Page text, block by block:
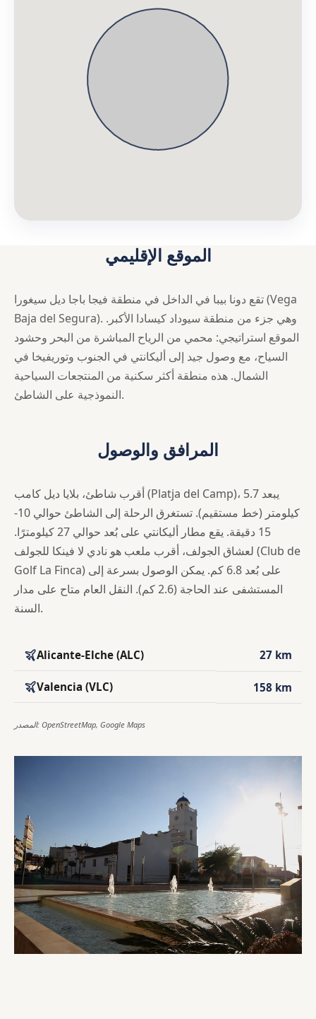
الموقع الإقليمي
تقع دونا بيبا في الداخل في منطقة فيجا باجا ديل سيغورا (Vega
Baja del Segura). وهي جزء من منطقة سيوداد كيسادا الأكبر.
الموقع استراتيجي: محمي من الرياح المباشرة من البحر وحشود
السياح، مع وصول جيد إلى أليكانتي في الجنوب وتوريفيخا في
الشمال. هذه منطقة أكثر سكنية من المنتجعات السياحية
النموذجية على الشاطئ.
المرافق والوصول
أقرب شاطئ، بلايا ديل كامب (Platja del Camp)، يبعد 5.7
كيلومتر (خط مستقيم). تستغرق الرحلة إلى الشاطئ حوالي 10-
15 دقيقة. يقع مطار أليكانتي على بُعد حوالي 27 كيلومترًا.
لعشاق الجولف، أقرب ملعب هو نادي لا فينكا للجولف (Club de
Golf La Finca) على بُعد 6.8 كم. يمكن الوصول بسرعة إلى
المستشفى عند الحاجة (2.6 كم). النقل العام متاح على مدار
السنة.
Alicante-Elche (ALC) 27 km
Valencia (VLC) 158 km
المصدر: OpenStreetMap, Google Maps